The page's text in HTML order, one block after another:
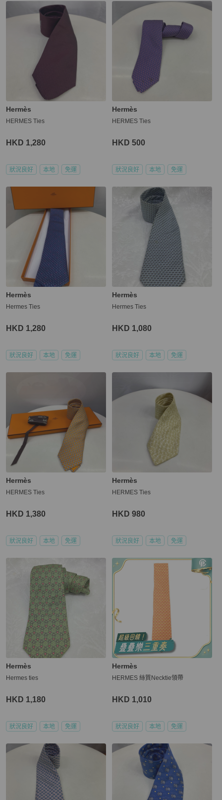
Hermès
HERMES Ties
HKD 1,280
狀況良好 本地 免運
Hermès
HERMES Ties
HKD 500
狀況良好 本地 免運
Hermès
Hermes Ties
HKD 1,280
狀況良好 本地 免運
Hermès
Hermes Ties
HKD 1,080
狀況良好 本地 免運
Hermès
HERMES Ties
HKD 1,380
狀況良好 本地 免運
Hermès
HERMES Ties
HKD 980
狀況良好 本地 免運
Hermès
Hermes ties
HKD 1,180
狀況良好 本地 免運
Hermès
HERMES 絲質Necktie領帶
HKD 1,010
狀況良好 本地 免運